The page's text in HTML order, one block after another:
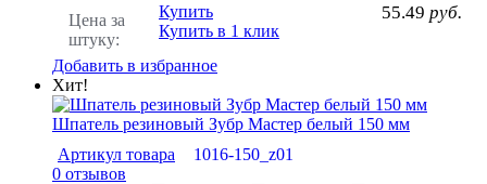
Цена за
штуку:
55.49 руб.
Купить
Купить в 1 клик
Добавить в избранное
Хит!
Шпатель резиновый Зубр Мастер белый 150 мм
Артикул товара
1016-150_z01
0 отзывов